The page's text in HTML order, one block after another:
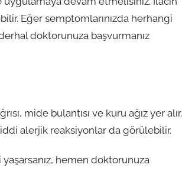
Eğer semptomlarınızda herhangi
doktorunuza başvurmanız
mide bulantısı ve kuru ağız yer alır.
alerjik reaksiyonlar da görülebilir.
hemen doktorunuza